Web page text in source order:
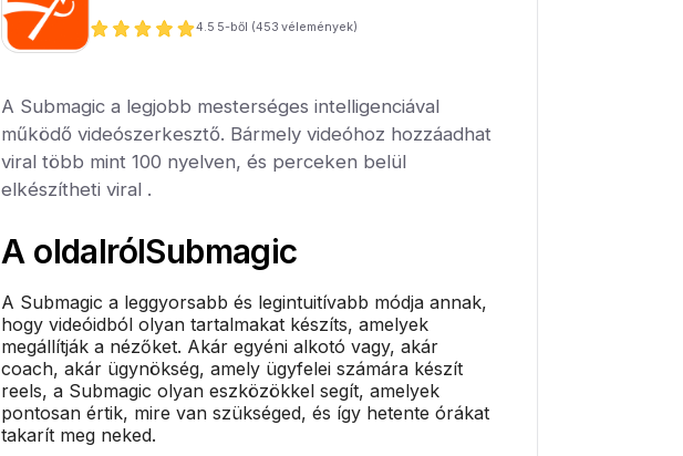
4.5 5-ből (453 vélemények)
A Submagic a legjobb mesterséges intelligenciával
működő videószerkesztő. Bármely videóhoz hozzáadhat
viral több mint 100 nyelven, és perceken belül
elkészítheti viral .
A oldalrólSubmagic
A Submagic a leggyorsabb és legintuitívabb módja annak,
hogy videóidból olyan tartalmakat készíts, amelyek
megállítják a nézőket. Akár egyéni alkotó vagy, akár
coach, akár ügynökség, amely ügyfelei számára készít
reels, a Submagic olyan eszközökkel segít, amelyek
pontosan értik, mire van szükséged, és így hetente órákat
takarít meg neked.